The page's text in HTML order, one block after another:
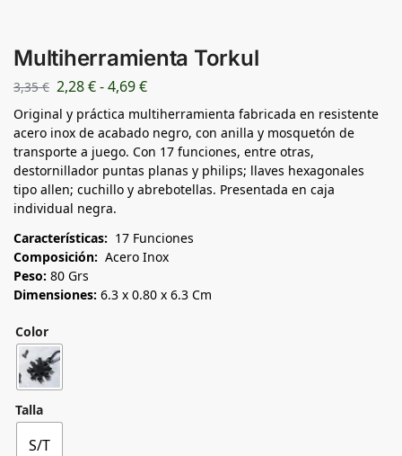
Multiherramienta Torkul
3,35€ 2,28€-4,69€
Original y práctica multiherramienta fabricada en resistente
acero inox de acabado negro, con anilla y mosquetón de
transporte a juego. Con 17 funciones, entre otras,
destornillador puntas planas y philips; llaves hexagonales
tipo allen; cuchillo y abrebotellas. Presentada en caja
individual negra.
Características: 17 Funciones
Composición: Acero Inox
Peso: 80 Grs
Dimensiones: 6.3 x 0.80 x 6.3 Cm
Color
Talla
S/T